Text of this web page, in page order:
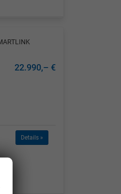
22.990,– €
Details »